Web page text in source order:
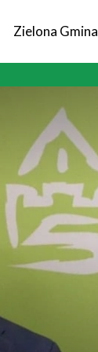
Zielona Gmina